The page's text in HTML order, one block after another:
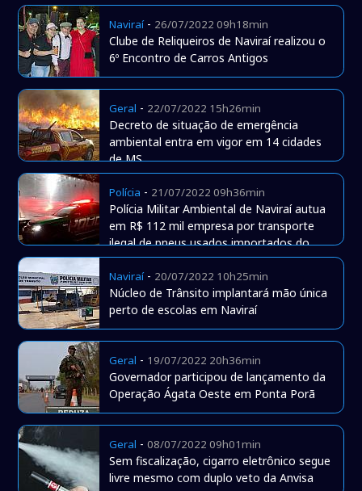
Naviraí- 26/07/2022 09h18min
Clube de Reliqueiros de Naviraí realizou o
6º Encontro de Carros Antigos
Geral - 22/07/2022 15h26min
Decreto de situação de emergência
ambiental entra em vigor em 14 cidades
de MS
Polícia - 21/07/2022 09h36min
Polícia Militar Ambiental de Naviraí autua
em R$ 112 mil empresa por transporte
ilegal de pneus usados importados do
Paraguai
Naviraí- 20/07/2022 10h25min
Núcleo de Trânsito implantará mão única
perto de escolas em Naviraí
Geral - 19/07/2022 20h36min
Governador participou de lançamento da
Operação Ágata Oeste em Ponta Porã
Geral -08/07/2022 09h01min
Sem fiscalização, cigarro eletrônico segue
livre mesmo com duplo veto da Anvisa